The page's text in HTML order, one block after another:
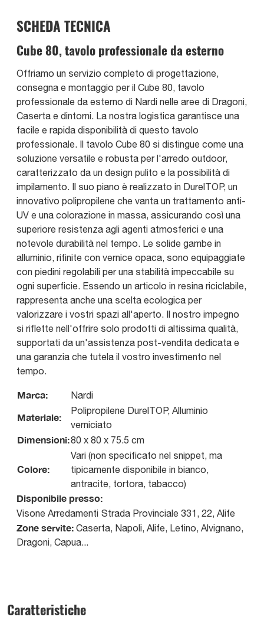
SCHEDA TECNICA
Cube 80, tavolo professionale da esterno
Offriamo un servizio completo di progettazione,
consegna e montaggio per il Cube 80, tavolo
professionale da esterno di Nardi nelle aree di Dragoni,
Caserta e dintorni. La nostra logistica garantisce una
facile e rapida disponibilità di questo tavolo
professionale. Il tavolo Cube 80 si distingue come una
soluzione versatile e robusta per l'arredo outdoor,
caratterizzato da un design pulito e la possibilità di
impilamento. Il suo piano è realizzato in DurelTOP, un
innovativo polipropilene che vanta un trattamento anti-
UV e una colorazione in massa, assicurando così una
superiore resistenza agli agenti atmosferici e una
notevole durabilità nel tempo. Le solide gambe in
alluminio, rifinite con vernice opaca, sono equipaggiate
con piedini regolabili per una stabilità impeccabile su
ogni superficie. Essendo un articolo in resina riciclabile,
rappresenta anche una scelta ecologica per
valorizzare i vostri spazi all'aperto. Il nostro impegno
si riflette nell'offrire solo prodotti di altissima qualità,
supportati da un'assistenza post-vendita dedicata e
una garanzia che tutela il vostro investimento nel
tempo.
Marca: Nardi
Materiale:
Polipropilene DurelTOP, Alluminio
verniciato
Dimensioni:80 x 80 x 75.5 cm
Colore:
Vari (non specificato nel snippet, ma
tipicamente disponibile in bianco,
antracite, tortora, tabacco)
Disponibile presso:
Visone Arredamenti Strada Provinciale 331, 22, Alife
Zone servite: Caserta, Napoli, Alife, Letino, Alvignano,
Dragoni, Capua...
Caratteristiche